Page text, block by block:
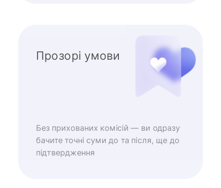
Прозорі умови
Без прихованих комісій — ви одразу
бачите точні суми до та після, ще до
підтвердження